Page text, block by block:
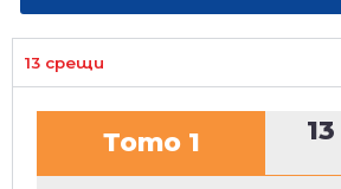
13 срещи
Тото 1